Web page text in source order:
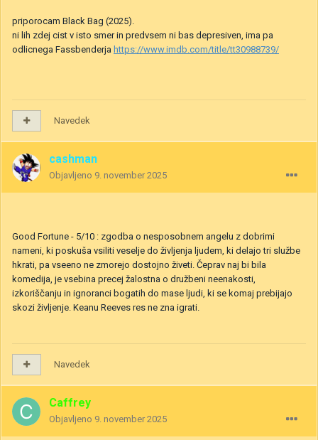
priporocam Black Bag (2025).
ni lih zdej cist v isto smer in predvsem ni bas depresiven, ima pa
odlicnega Fassbenderja https://www.imdb.com/title/tt30988739/
Navedek
cashman
Objavljeno 9. november 2025
Good Fortune - 5/10 : zgodba o nesposobnem angelu z dobrimi
nameni, ki poskuša vsiliti veselje do življenja ljudem, ki delajo tri službe
hkrati, pa vseeno ne zmorejo dostojno živeti. Čeprav naj bi bila
komedija, je vsebina precej žalostna o družbeni neenakosti,
izkoriščanju in ignoranci bogatih do mase ljudi, ki se komaj prebijajo
skozi življenje. Keanu Reeves res ne zna igrati.
Navedek
Caffrey
Objavljeno 9. november 2025